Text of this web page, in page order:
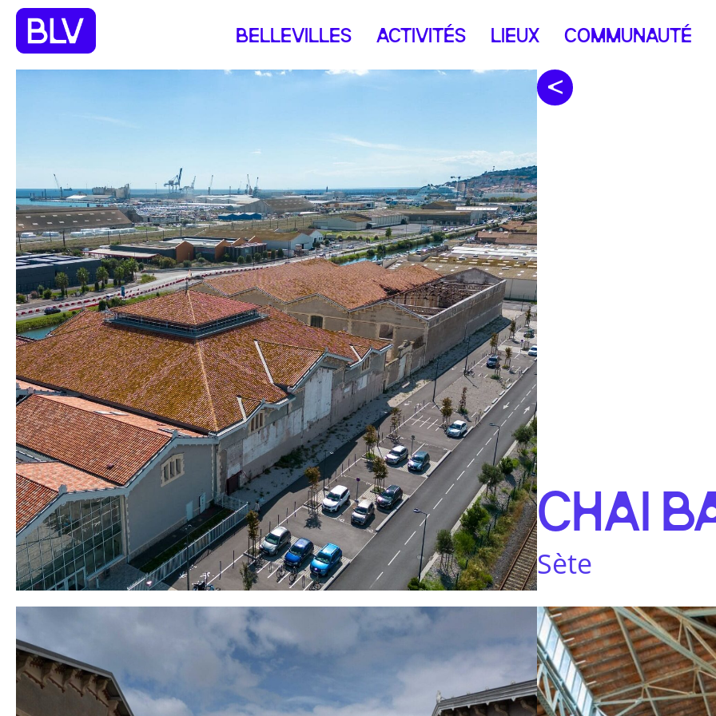
BELLEVILLES ACTIVITÉS LIEUX COMMUNAUTÉ
CHAI
Sète